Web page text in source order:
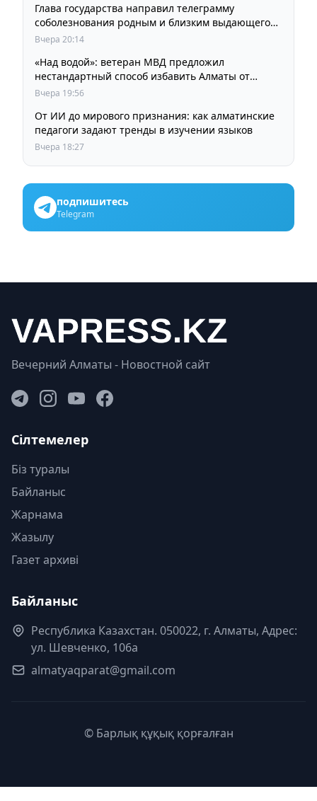
Глава государства направил телеграмму
соболезнования родным и близким выдающегося
кинорежиссера Ардака Амиркулова
Вчера 20:14
«Над водой»: ветеран МВД предложил
нестандартный способ избавить Алматы от
пробок и смога
Вчера 19:56
От ИИ до мирового признания: как алматинские
педагоги задают тренды в изучении языков
Вчера 18:27
подпишитесь
Telegram
Вечерний Алматы - Новостной сайт
Сілтемелер
Біз туралы
Байланыс
Жарнама
Жазылу
Газет архиві
Байланыс
Республика Казахстан. 050022, г. Алматы, Адрес:
ул. Шевченко, 106а
almatyaqparat@gmail.com
© Барлық құқық қорғалған